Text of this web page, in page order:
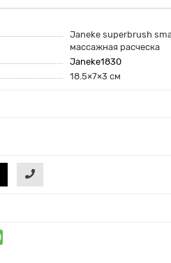
Janeke superbrush
массажная расческа
Janeke1830
18.5×7×3 см